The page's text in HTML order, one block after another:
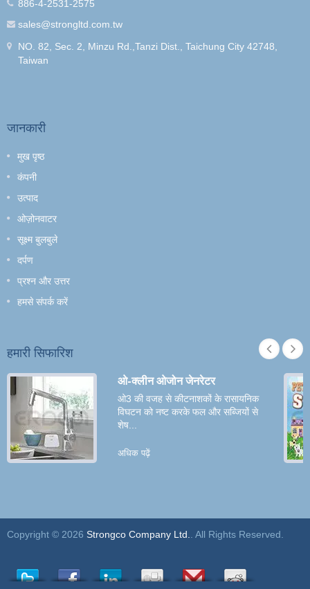
886-4-2531-2575
sales@strongltd.com.tw
NO. 82, Sec. 2, Minzu Rd.,Tanzi Dist., Taichung City 42748,
Taiwan
जानकारी
मुख पृष्ठ
कंपनी
उत्पाद
ओज़ोनवाटर
सूक्ष्म बुलबुले
दर्पण
प्रश्न और उत्तर
हमसे संपर्क करें
हमारी सिफारिश
ओ-क्लीन ओजोन जेनरेटर
ओ3 की वजह से कीटनाशकों के रासायनिक
विघटन को नष्ट करके फल और सब्जियों से
शेष...
अधिक पढ़ें
Copyright © 2026 Strongco Company Ltd. . All Rights Reserved.